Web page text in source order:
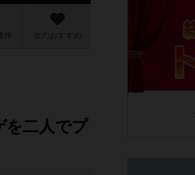
作 次のおすすめ
を二人でプ